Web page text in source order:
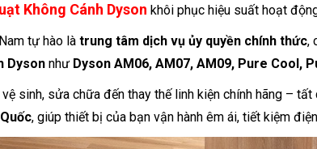
Không Cánh Dyson khôi phục hiệu suất hoạt
tự hào là trung tâm dịch vụ ủy quyền chính thức,
Dyson như Dyson AM06, AM07, AM09, Pure Cool,
sinh, sửa chữa đến thay thế linh kiện chính hãng –
, giúp thiết bị của bạn vận hành êm ái, tiết kiệm